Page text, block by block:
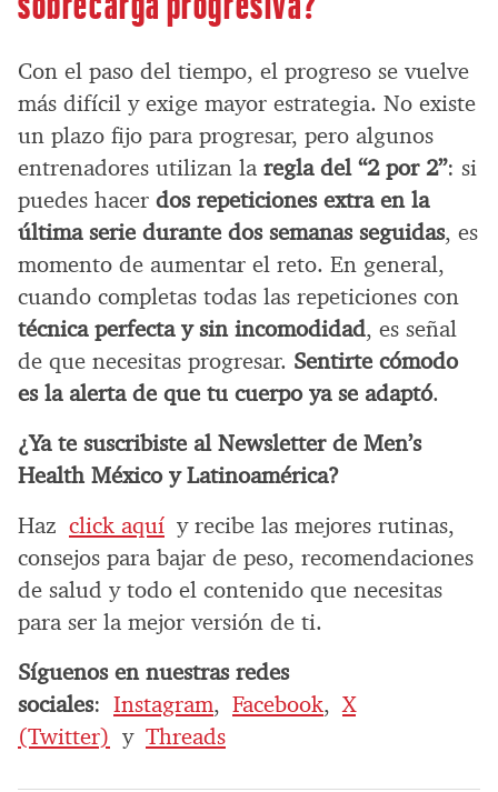
Con el paso del tiempo, el progreso se vuelve
más difícil y exige mayor estrategia. No existe
un plazo fijo para progresar, pero algunos
entrenadores utilizan la regla del “2 por 2”: si
puedes hacer dos repeticiones extra en la
última serie durante dos semanas seguidas, es
momento de aumentar el reto. En general,
cuando completas todas las repeticiones con
técnica perfecta y sin incomodidad, es señal
de que necesitas progresar. Sentirte cómodo
es la alerta de que tu cuerpo ya se adaptó.
¿Ya te suscribiste al Newsletter de Men’s
Health México y Latinoamérica?
Haz click aquí y recibe las mejores rutinas,
consejos para bajar de peso, recomendaciones
de salud y todo el contenido que necesitas
para ser la mejor versión de ti.
Síguenos en nuestras redes
sociales: Instagram, Facebook,X
(Twitter) y Threads